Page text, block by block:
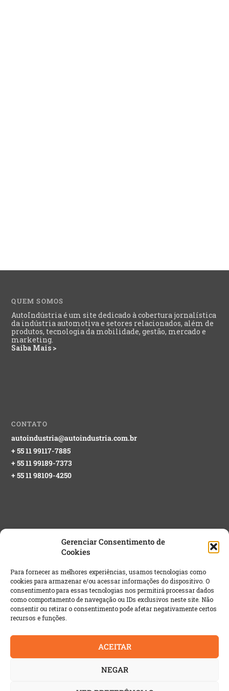
Gerenciar Consentimento de
Cookies
Para fornecer as melhores experiências, usamos tecnologias como
cookies para armazenar e/ou acessar informações do dispositivo. O
consentimento para essas tecnologias nos permitirá processar dados
como comportamento de navegação ou IDs exclusivos neste site. Não
consentir ou retirar o consentimento pode afetar negativamente certos
recursos e funções.
ACEITAR
NEGAR
QUEM SOMOS
AutoIndústria é um site dedicado à cobertura jornalística
da indústria automotiva e setores relacionados, além de
produtos, tecnologia da mobilidade, gestão, mercado e
marketing.
Saiba Mais >
CONTATO
autoindustria@autoindustria.com.br
+ 55 11 99117-7885
+ 55 11 99189-7373
+ 55 11 98109-4250
Email*